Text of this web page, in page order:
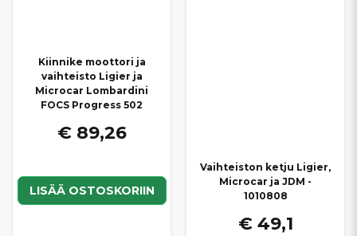
Kiinnike moottori ja
vaihteisto Ligier ja
Microcar Lombardini
FOCS Progress 502
€ 89,26
LISÄÄ OSTOSKORIIN
Vaihteiston ketju Ligier,
Microcar ja JDM -
1010808
€ 49,1